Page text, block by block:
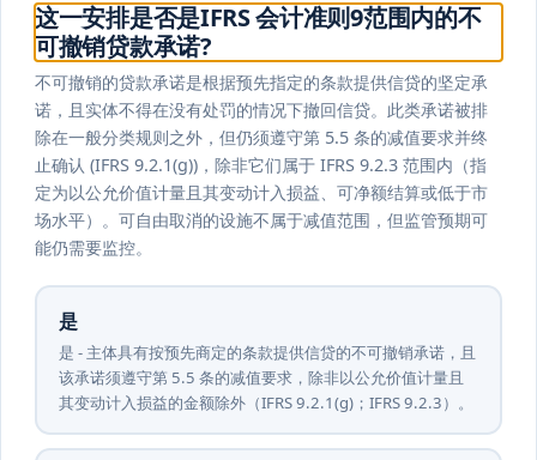
这一安排是否是IFRS 会计准则9范围内的不
可撤销贷款承诺?
不可撤销的贷款承诺是根据预先指定的条款提供信贷的坚定承
诺，且实体不得在没有处罚的情况下撤回信贷。此类承诺被排
除在一般分类规则之外，但仍须遵守第 5.5 条的减值要求并终
止确认 (IFRS 9.2.1(g))，除非它们属于 IFRS 9.2.3 范围内（指
定为以公允价值计量且其变动计入损益、可净额结算或低于市
场水平）。可自由取消的设施不属于减值范围，但监管预期可
能仍需要监控。
是
是 - 主体具有按预先商定的条款提供信贷的不可撤销承诺，且
该承诺须遵守第 5.5 条的减值要求，除非以公允价值计量且
其变动计入损益的金额除外（IFRS 9.2.1(g)；IFRS 9.2.3）。